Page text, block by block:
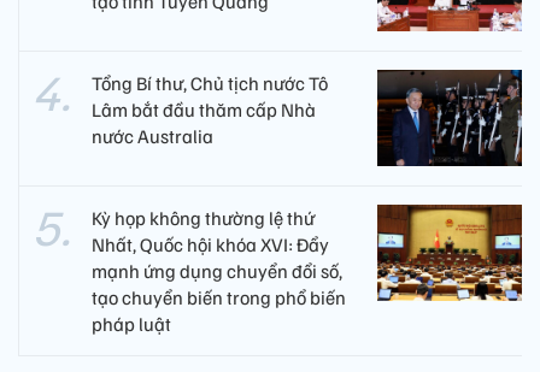
Tổng Bí thư, Chủ tịch nước Tô
Lâm bắt đầu thăm cấp Nhà
nước Australia
Kỳ họp không thường lệ thứ
Nhất, Quốc hội khóa XVI: Đẩy
mạnh ứng dụng chuyển đổi số,
tạo chuyển biến trong phổ biến
pháp luật